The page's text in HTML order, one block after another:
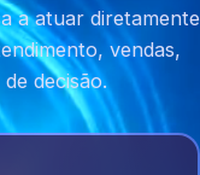
a atuar diretamente
vendas,
decisão.